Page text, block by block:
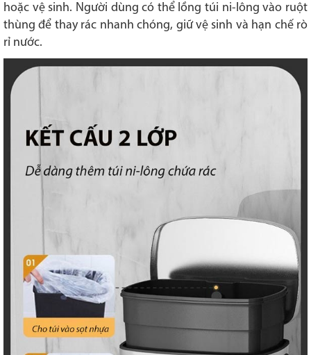
hoặc vệ sinh. Người dùng có thể lồng túi ni-lông vào ruột
thùng để thay rác nhanh chóng, giữ vệ sinh và hạn chế rò
rỉ nước.